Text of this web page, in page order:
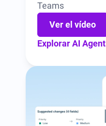
Teams
Ver el vídeo
Explorar AI Agent